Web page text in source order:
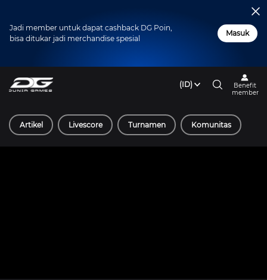
Jadi member untuk dapat cashback DG Poin,
bisa ditukar jadi merchandise spesial
Masuk
(ID)
Benefit
member
Artikel Livescore Turnamen Komunitas